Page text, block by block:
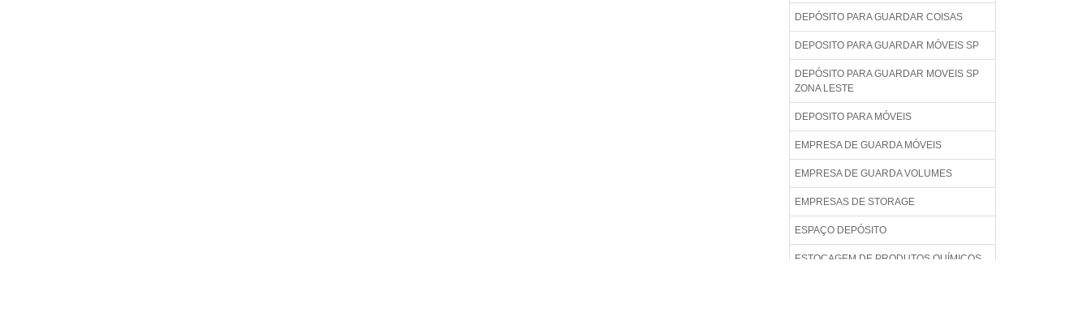
DEPÓSITO PARA GUARDAR COISAS
DEPOSITO PARA GUARDAR MÓVEIS SP
DEPÓSITO PARA GUARDAR MOVEIS SP
ZONA LESTE
DEPOSITO PARA MÓVEIS
EMPRESA DE GUARDA MÓVEIS
EMPRESA DE GUARDA VOLUMES
EMPRESAS DE STORAGE
ESPAÇO DEPÓSITO
ESTOCAGEM DE PRODUTOS QUÍMICOS